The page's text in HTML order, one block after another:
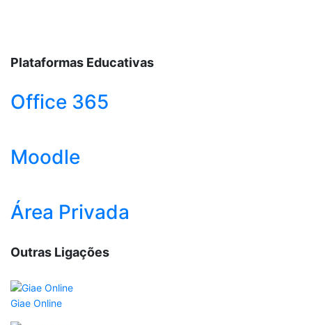
Plataformas Educativas
Office 365
Moodle
Área Privada
Outras Ligações
Giae Online